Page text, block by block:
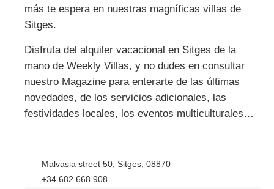
más te espera en nuestras magníficas villas de
Sitges.
Disfruta del alquiler vacacional en Sitges de la
mano de Weekly Villas, y no dudes en consultar
nuestro Magazine para enterarte de las últimas
novedades, de los servicios adicionales, las
festividades locales, los eventos multiculturales…
Malvasia street 50, Sitges, 08870
+34 682 668 908